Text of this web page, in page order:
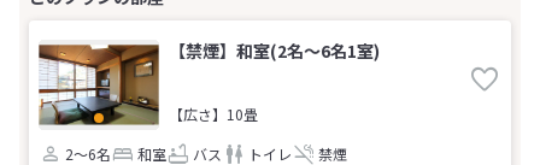
【禁煙】和室(2名～6名1室)
【広さ】10畳
2～6名
和室 バス トイレ 禁煙